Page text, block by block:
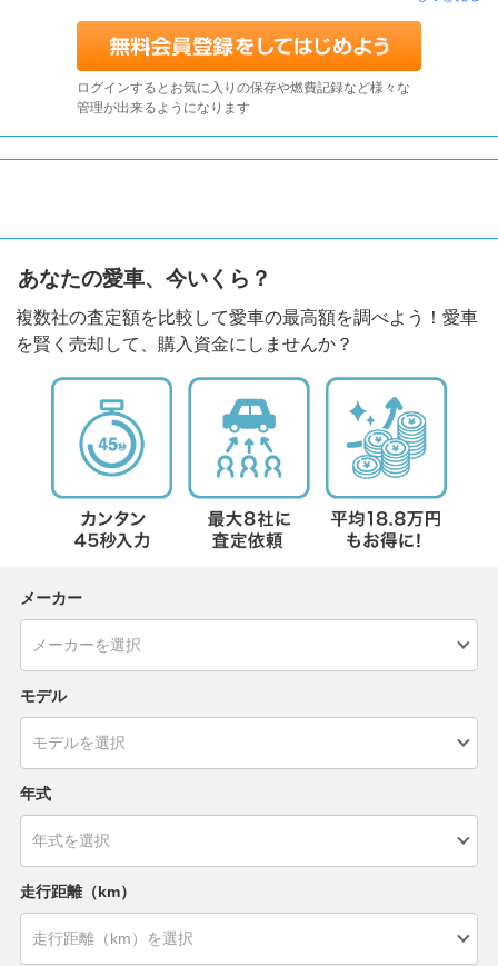
ログインするとお気に入りの保存や燃費記録など様々な
管理が出来るようになります
あなたの愛車、今いくら？
複数社の査定額を比較して愛車の最高額を調べよう！愛車
を賢く売却して、購入資金にしませんか？
メーカー
モデル
年式
走行距離（km）